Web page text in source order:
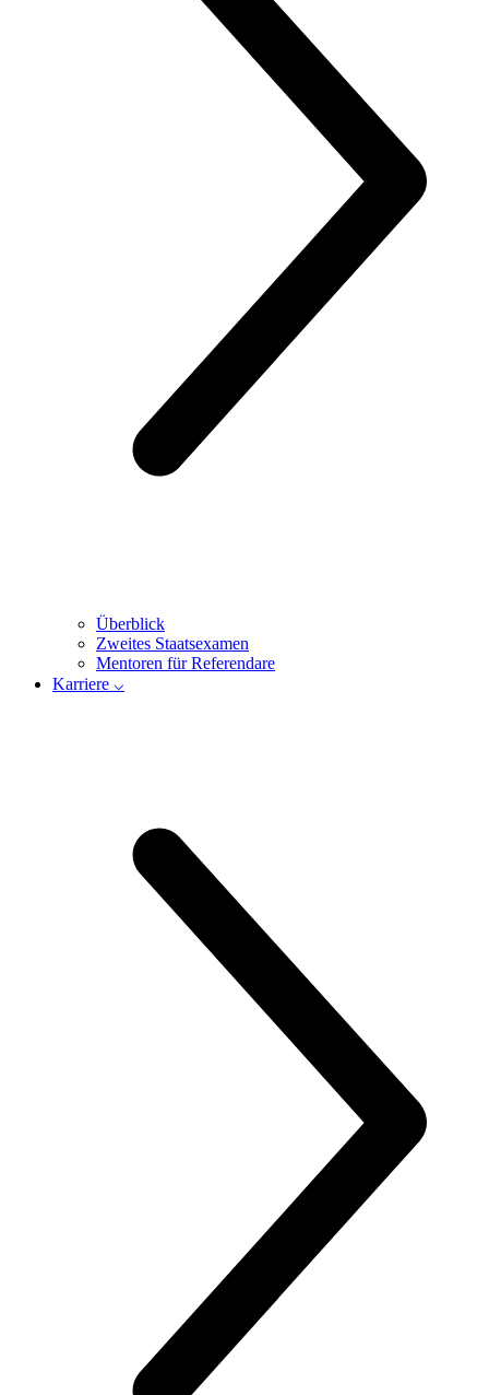
Überblick
Zweites Staatsexamen
Mentoren für Referendare
Karriere ⌵